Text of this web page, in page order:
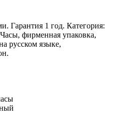
Гарантия 1 год. Категория:
фирменная упаковка,
русском языке,